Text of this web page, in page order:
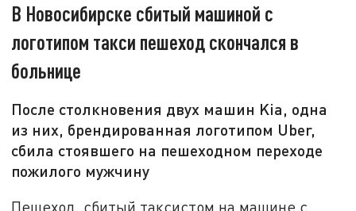
В Новосибирске сбитый машиной с
логотипом такси пешеход скончался в
больнице
После столкновения двух машин Kia, одна
из них, брендированная логотипом Uber,
сбила стоявшего на пешеходном переходе
пожилого мужчину
Пешеход, сбитый таксистом на машине с